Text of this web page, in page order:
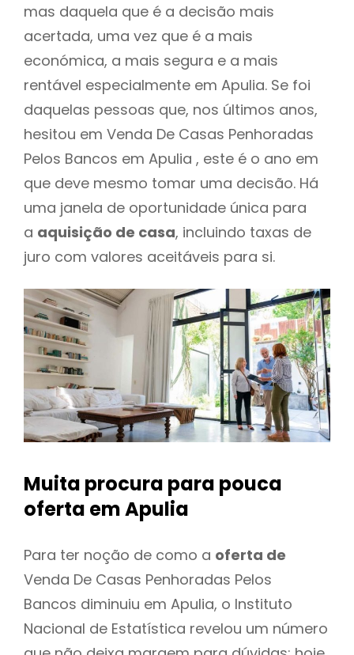
mas daquela que é a decisão mais
acertada, uma vez que é a mais
económica, a mais segura e a mais
rentável especialmente em Apulia. Se foi
daquelas pessoas que, nos últimos anos,
hesitou em Venda De Casas Penhoradas
Pelos Bancos em Apulia , este é o ano em
que deve mesmo tomar uma decisão. Há
uma janela de oportunidade única para
a aquisição de casa, incluindo taxas de
juro com valores aceitáveis para si.
Muita procura para pouca
oferta em Apulia
Para ter noção de como a oferta de
Venda De Casas Penhoradas Pelos
Bancos diminuiu em Apulia, o Instituto
Nacional de Estatística revelou um número